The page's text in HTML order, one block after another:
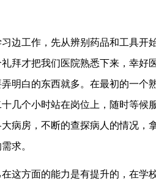
边工作，先从辨别药品和工具开
拜才把我们医院熟悉下来，幸好
明白的东西就多。在最初的一个
几个小时站在岗位上，随时等候
病房，不断的查探病人的情况，
求。
这方面的能力是有提升的，在学